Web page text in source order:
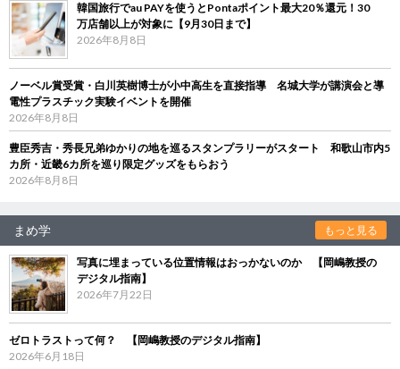
韓国旅行でau PAYを使うとPontaポイント最大20％還元！30
万店舗以上が対象に【9月30日まで】
2026年8月8日
ノーベル賞受賞・白川英樹博士が小中高生を直接指導 名城大学が講演会と導
電性プラスチック実験イベントを開催
2026年8月8日
豊臣秀吉・秀長兄弟ゆかりの地を巡るスタンプラリーがスタート 和歌山市内5
カ所・近畿6カ所を巡り限定グッズをもらおう
2026年8月8日
まめ学 もっと見る
写真に埋まっている位置情報はおっかないのか 【岡嶋教授の
デジタル指南】
2026年7月22日
ゼロトラストって何？ 【岡嶋教授のデジタル指南】
2026年6月18日